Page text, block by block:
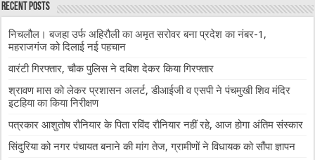
Recent Posts
निचलौल। बजहा उर्फ अहिरौली का अमृत सरोवर बना प्रदेश का नंबर-1,
महराजगंज को दिलाई नई पहचान
वारंटी गिरफ्तार, चौक पुलिस ने दबिश देकर किया गिरफ्तार
श्रावण मास को लेकर प्रशासन अलर्ट, डीआईजी व एसपी ने पंचमुखी शिव मंदिर
इटहिया का किया निरीक्षण
पत्रकार आशुतोष रौनियार के पिता रविंद रौनियार नहीं रहे, आज होगा अंतिम संस्कार
सिंदुरिया को नगर पंचायत बनाने की मांग तेज, ग्रामीणों ने विधायक को सौंपा ज्ञापन